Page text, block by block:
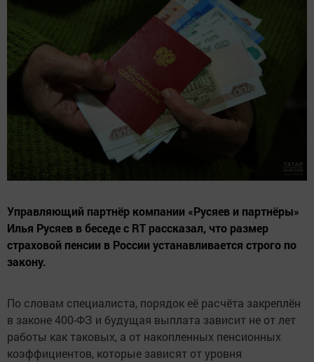
Управляющий партнёр компании «Русяев и партнёры»
Илья Русяев в беседе с RT рассказал, что размер
страховой пенсии в России устанавливается строго по
закону.
По словам специалиста, порядок её расчёта закреплён
в законе 400-ФЗ и будущая выплата зависит не от лет
работы как таковых, а от накопленных пенсионных
коэффициентов, которые зависят от уровня